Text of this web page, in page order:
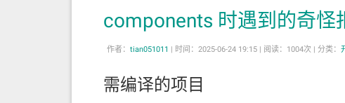
components 时遇到的奇怪
作者： tian051011 | 时间：2025-06-24 19:15 | 阅读：1004次 | 分类：
需编译的项目